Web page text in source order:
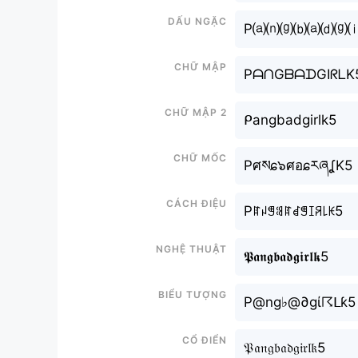
Dấu ngặc
Chữ mập
Chữ mập 2
ᑭangbadgirlk5
Chữ mốc
Pศསɕ๖ศอɕརཞʆK5
Cách điệu
Pꍏꈤꁅꌃꍏꀸꁅꀤꋪ꒒ꀘ5
Nghệ thuật
𝕻𝖆𝖓𝖌𝖇𝖆𝖉𝖌𝖎𝖗𝖑𝖐5
Biểu tượng
P@ng♭@∂gί☈ᒪƙ5
Cổ điển
𝔓𝔞𝔫𝔤𝔟𝔞𝔡𝔤𝔦𝔯𝔩𝔨5